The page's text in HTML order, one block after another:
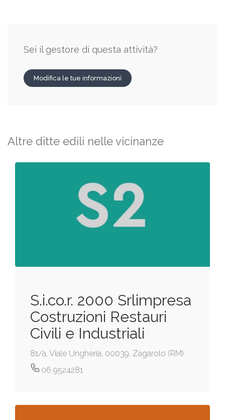
Sei il gestore di questa attività?
Modifica le tue informazioni
Altre ditte edili nelle vicinanze
S.i.co.r. 2000 Srlimpresa
Costruzioni Restauri
Civili e Industriali
81/a, Viale Ungheria, 00039, Zagarolo (RM)
06 9524281